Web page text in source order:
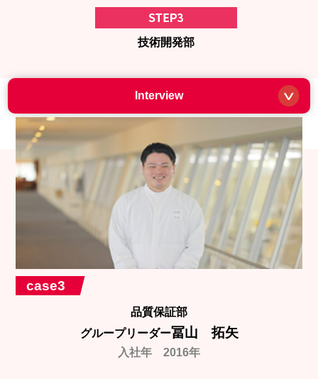
技術開発部
Interview
case3
品質保証部
グループリーダー冨山 拓矢
入社年 2016年